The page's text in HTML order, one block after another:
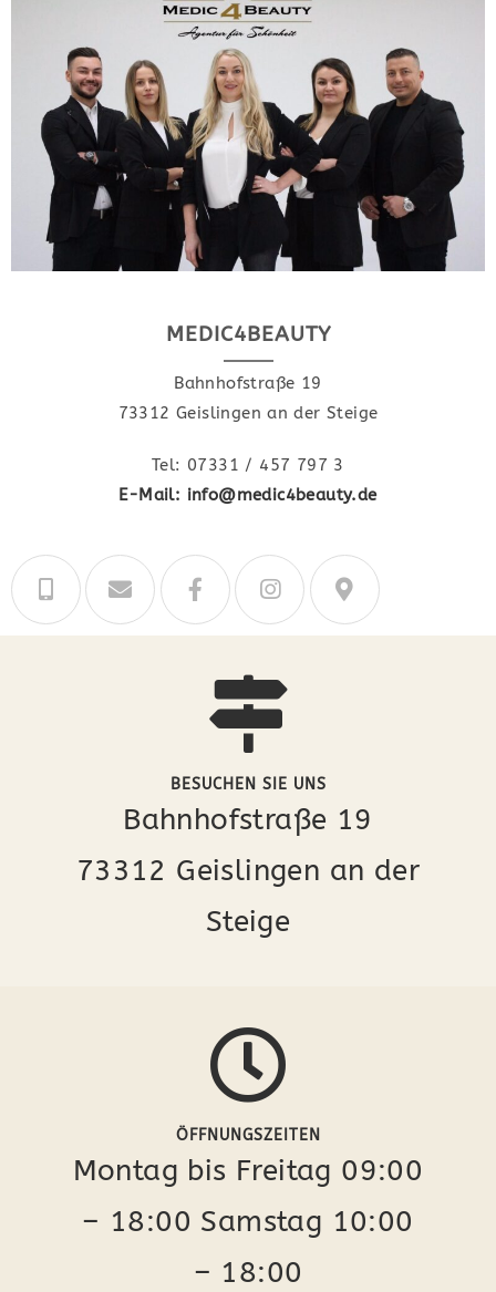
MEDIC4BEAUTY
Bahnhofstraße 19
73312 Geislingen an der Steige
Tel: 07331 / 457 797 3
E-Mail: info@medic4beauty.de
BESUCHEN SIE UNS
Bahnhofstraße 19
73312 Geislingen an der
Steige
ÖFFNUNGSZEITEN
Montag bis Freitag 09:00
– 18:00 Samstag 10:00
– 18:00